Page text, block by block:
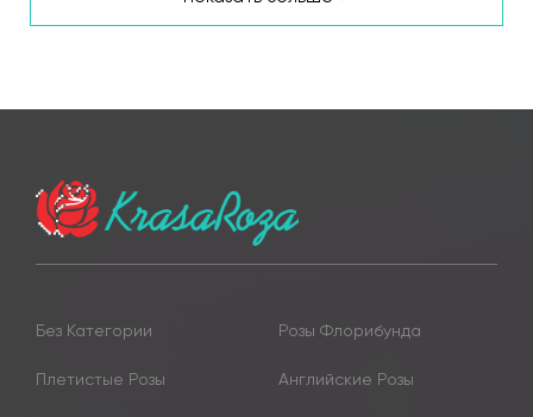
Без Категории Розы Флорибунда
Плетистые Розы Английские Розы